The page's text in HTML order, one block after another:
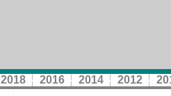
2018 2016 2014 2012